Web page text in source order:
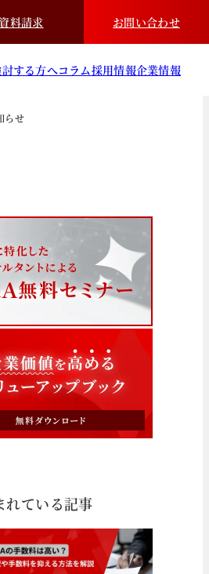
料請求 お問い合わせ
する方へコラム採用情報企業情報
らせ
れている記事